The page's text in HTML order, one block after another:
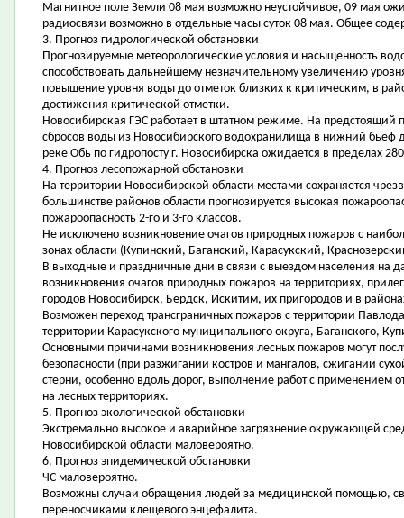
Магнитное поле Земли 08 мая возможно неустойчивое, 09 мая
радиосвязи возможно в отдельные часы суток 08 мая. Общее
3. Прогноз гидрологической обстановки
Прогнозируемые метеорологические условия и насыщенность
способствовать дальнейшему незначительному увеличению
повышение уровня воды до отметок близких к критическим, в
достижения критической отметки.
Новосибирская ГЭС работает в штатном режиме. На предстоящий
сбросов воды из Новосибирского водохранилища в нижний бьеф
реке Обь по гидропосту г. Новосибирска ожидается в пределах
4. Прогноз лесопожарной обстановки
На территории Новосибирской области местами сохраняется
большинстве районов области прогнозируется высокая
пожароопасность 2-го и 3-го классов.
Не исключено возникновение очагов природных пожаров с
зонах области (Купинский, Баганский, Карасукский,
В выходные и праздничные дни в связи с выездом населения на
возникновения очагов природных пожаров на территориях,
городов Новосибирск, Бердск, Искитим, их пригородов и в
Возможен переход трансграничных пожаров с территории
территории Карасукского муниципального округа, Баганского,
Основными причинами возникновения лесных пожаров могут
безопасности (при разжигании костров и мангалов, сжигании
стерни, особенно вдоль дорог, выполнение работ с применением
на лесных территориях.
5. Прогноз экологической обстановки
Экстремально высокое и аварийное загрязнение окружающей
Новосибирской области маловероятно.
6. Прогноз эпидемической обстановки
ЧС маловероятно.
Возможны случаи обращения людей за медицинской помощью,
переносчиками клещевого энцефалита.